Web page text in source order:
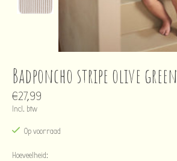
Badponcho stripe olive green
€27,99
Incl. btw
Op voorraad
Hoeveelheid: